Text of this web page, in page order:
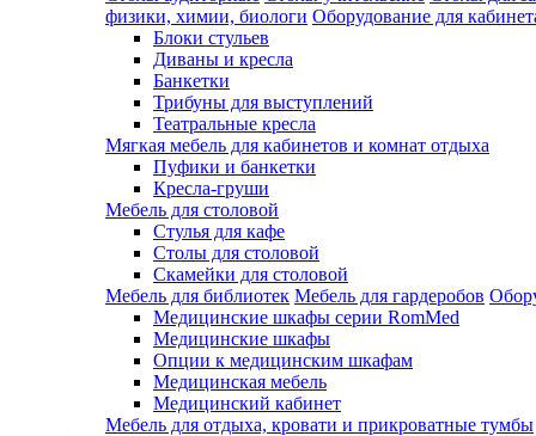
физики, химии, биологи Оборудование для
Блоки стульев
Диваны и кресла
Банкетки
Трибуны для выступлений
Театральные кресла
Мягкая мебель для кабинетов и комнат отдыха
Пуфики и банкетки
Кресла-груши
Мебель для столовой
Cтулья для кафе
Cтолы для столовой
Скамейки для столовой
Мебель для библиотек Мебель для гардеробов
Медицинские шкафы серии RomMed
Медицинские шкафы
Опции к медицинским шкафам
Медицинская мебель
Медицинский кабинет
Мебель для отдыха, кровати и прикроватные тумбы